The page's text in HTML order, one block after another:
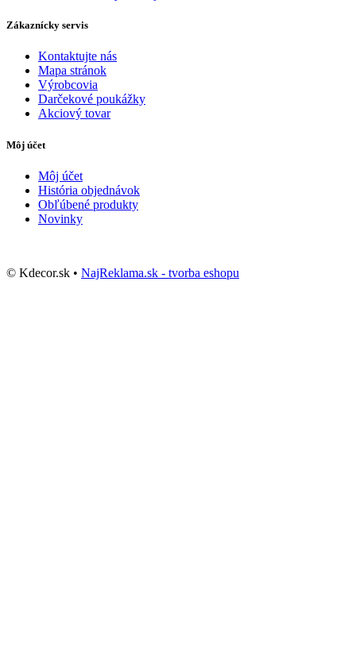
Zákaznícky servis
Kontaktujte nás
Mapa stránok
Výrobcovia
Darčekové poukážky
Akciový tovar
Môj účet
Môj účet
História objednávok
Obľúbené produkty
Novinky
© Kdecor.sk • NajReklama.sk - tvorba eshopu